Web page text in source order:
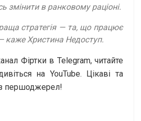
змінити в ранковому раціоні.
стратегія — та, що працює
каже Христина Недоступ.
Фіртки в Telegram, читайте
на YouTubе. Цікаві та
першоджерел!